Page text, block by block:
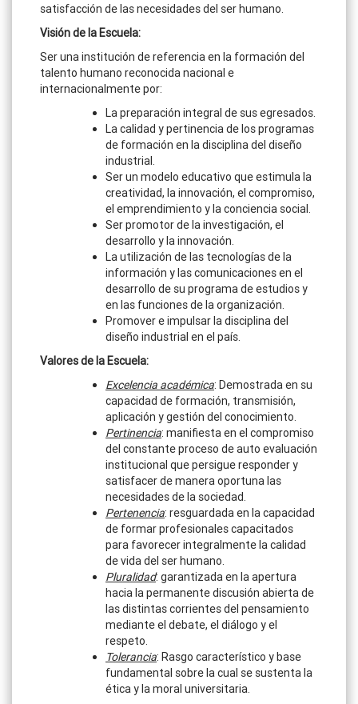
satisfacción de las necesidades del ser humano.
Visión de la Escuela:
Ser una institución de referencia en la formación del
talento humano reconocida nacional e
internacionalmente por:
La preparación integral de sus egresados.
La calidad y pertinencia de los programas
de formación en la disciplina del diseño
industrial.
Ser un modelo educativo que estimula la
creatividad, la innovación, el compromiso,
el emprendimiento y la conciencia social.
Ser promotor de la investigación, el
desarrollo y la innovación.
La utilización de las tecnologías de la
información y las comunicaciones en el
desarrollo de su programa de estudios y
en las funciones de la organización.
Promover e impulsar la disciplina del
diseño industrial en el país.
Valores de la Escuela:
Excelencia académica: Demostrada en su
capacidad de formación, transmisión,
aplicación y gestión del conocimiento.
Pertinencia: manifiesta en el compromiso
del constante proceso de auto evaluación
institucional que persigue responder y
satisfacer de manera oportuna las
necesidades de la sociedad.
Pertenencia: resguardada en la capacidad
de formar profesionales capacitados
para favorecer integralmente la calidad
de vida del ser humano.
Pluralidad: garantizada en la apertura
hacia la permanente discusión abierta de
las distintas corrientes del pensamiento
mediante el debate, el diálogo y el
respeto.
Tolerancia: Rasgo característico y base
fundamental sobre la cual se sustenta la
ética y la moral universitaria.